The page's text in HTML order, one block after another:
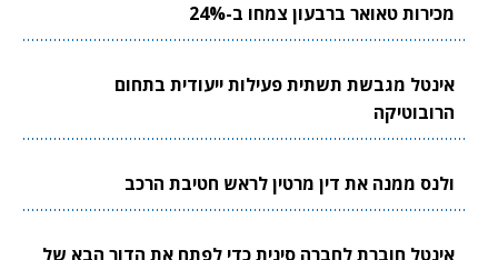
מכירות טאואר ברבעון צמחו ב-24%
אינטל מגבשת תשתית פעילות ייעודית בתחום
הרובוטיקה
ולנס ממנה את דין מרטין לראש חטיבת הרכב
אינטל חוברת לחברה סינית כדי לפתח את הדור הבא של